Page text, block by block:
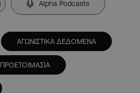
Alpha Podcasts
ΑΓΩΝΙΣΤΙΚΑ ΔΕΔΟΜΕΝΑ
ΠΡΟΕΤΟΙΜΑΣΙΑ